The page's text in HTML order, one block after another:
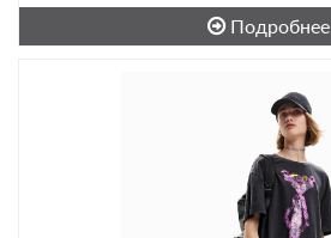
Подробнее